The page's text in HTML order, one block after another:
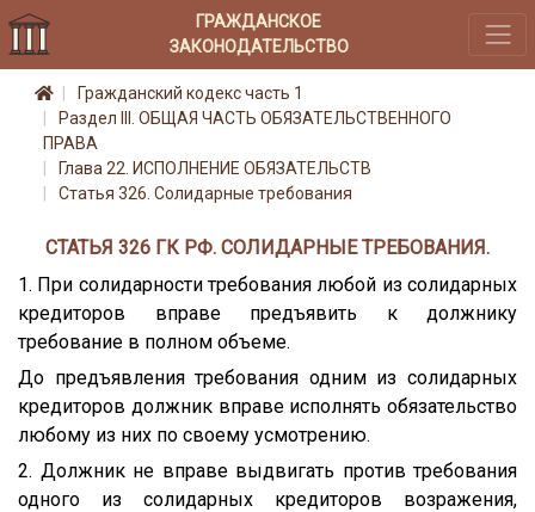
ГРАЖДАНСКОЕ
ЗАКОНОДАТЕЛЬСТВО
Гражданский кодекс часть 1
Раздел III. ОБЩАЯ ЧАСТЬ ОБЯЗАТЕЛЬСТВЕННОГО
ПРАВА
Глава 22. ИСПОЛНЕНИЕ ОБЯЗАТЕЛЬСТВ
Статья 326. Солидарные требования
СТАТЬЯ 326 ГК РФ. СОЛИДАРНЫЕ ТРЕБОВАНИЯ.
1. При солидарности требования любой из солидарных
кредиторов вправе предъявить к должнику
требование в полном объеме.
До предъявления требования одним из солидарных
кредиторов должник вправе исполнять обязательство
любому из них по своему усмотрению.
2. Должник не вправе выдвигать против требования
одного из солидарных кредиторов возражения,